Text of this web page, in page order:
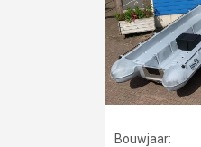
Bouwjaar: